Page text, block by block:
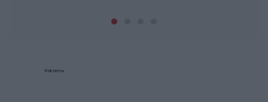
Reklama: